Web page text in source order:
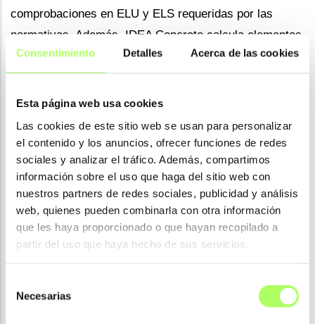
Consentimiento Detalles Acerca de las cookies
Esta página web usa cookies
Las cookies de este sitio web se usan para personalizar
el contenido y los anuncios, ofrecer funciones de redes
sociales y analizar el tráfico. Además, compartimos
información sobre el uso que haga del sitio web con
nuestros partners de redes sociales, publicidad y análisis
web, quienes pueden combinarla con otra información
que les haya proporcionado o que hayan recopilado a
partir del uso que haya hecho de sus servicios.
Necesarias
comprobaciones en ELU y ELS requeridas por las
normativas. Además, IDEA Concrete calcula elementos
de hormigón armado y regiones D, realiza refuerzos y
verificaciones en poco tiempo, optimiza el cálculo sin
límites geométricos y genera fácilmente reportes de
cálculo y listado de materiales.